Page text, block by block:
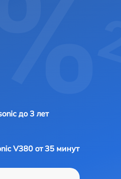
до 3 лет
V380 от 35 минут